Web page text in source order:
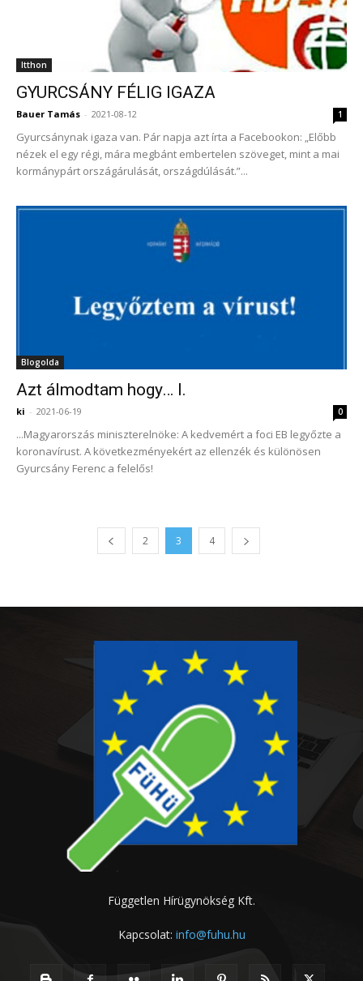
Itthon
GYURCSÁNY FÉLIG IGAZA
Bauer Tamás - 2021-08-12 1
Gyurcsánynak igaza van. Pár napja azt írta a Facebookon: „Előbb
nézek el egy régi, mára megbánt embertelen szöveget, mint a mai
kormánypárt országárulását, országdúlását.”...
Blogolda
Azt álmodtam hogy… I.
ki - 2021-06-19 0
...Magyarorszás miniszterelnöke: A kedvemért a foci EB legyőzte a
koronavírust. A következményekért az ellenzék és különösen
Gyurcsány Ferenc a felelős!
2 3 4
Független Hírügynökség Kft.
Kapcsolat: info@fuhu.hu